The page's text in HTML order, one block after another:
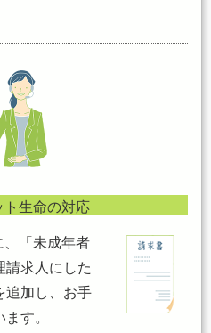
ト生命の対応
、「未成年者
請求人にした
追加し、お手
す。